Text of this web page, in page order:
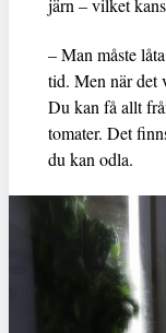
järn – vilket
– Man måste
tid. Men när det
Du kan få allt
tomater. Det
du kan odla.